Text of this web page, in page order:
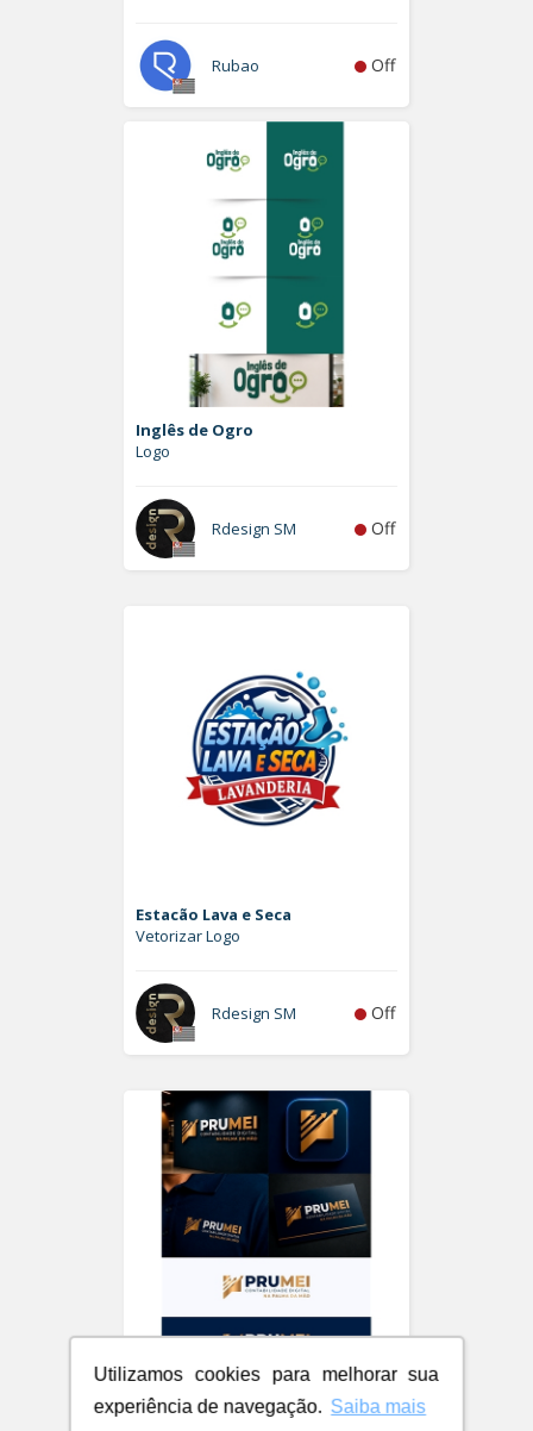
Utilizamos cookies para melhorar sua
experiência de navegação. Saiba mais
Rubao Off
Inglês de Ogro
Logo
Rdesign SM Off
Estacão Lava e Seca
Vetorizar Logo
Rdesign SM Off
PRUMEI - Contabilidade Digital
Logo